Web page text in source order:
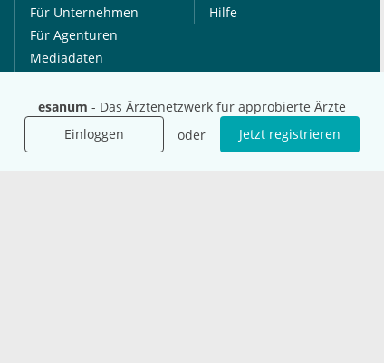
esanum - Das Ärztenetzwerk für approbierte Ärzte
Einloggen
oder Jetzt registrieren
Für Unternehmen
Für Agenturen
Mediadaten
Karriere
Hilfe